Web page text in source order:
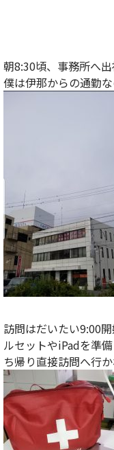
朝8:30頃、事務所へ
僕は伊那からの通勤
訪問はだいたい9:00
ルセットやiPadを準
ち帰り直接訪問へ行か